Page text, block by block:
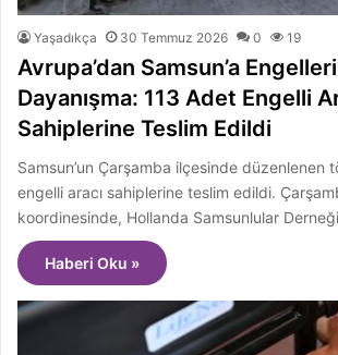
Yaşadıkça 30 Temmuz 2026 0 19
Avrupa’dan Samsun’a
Dayanışma: 113 Adet Engelli
Sahiplerine Teslim Edildi
Samsun’un Çarşamba ilçesinde düzenlenen
engelli aracı sahiplerine teslim edildi.
koordinesinde, Hollanda Samsunlular
Haberi Oku »